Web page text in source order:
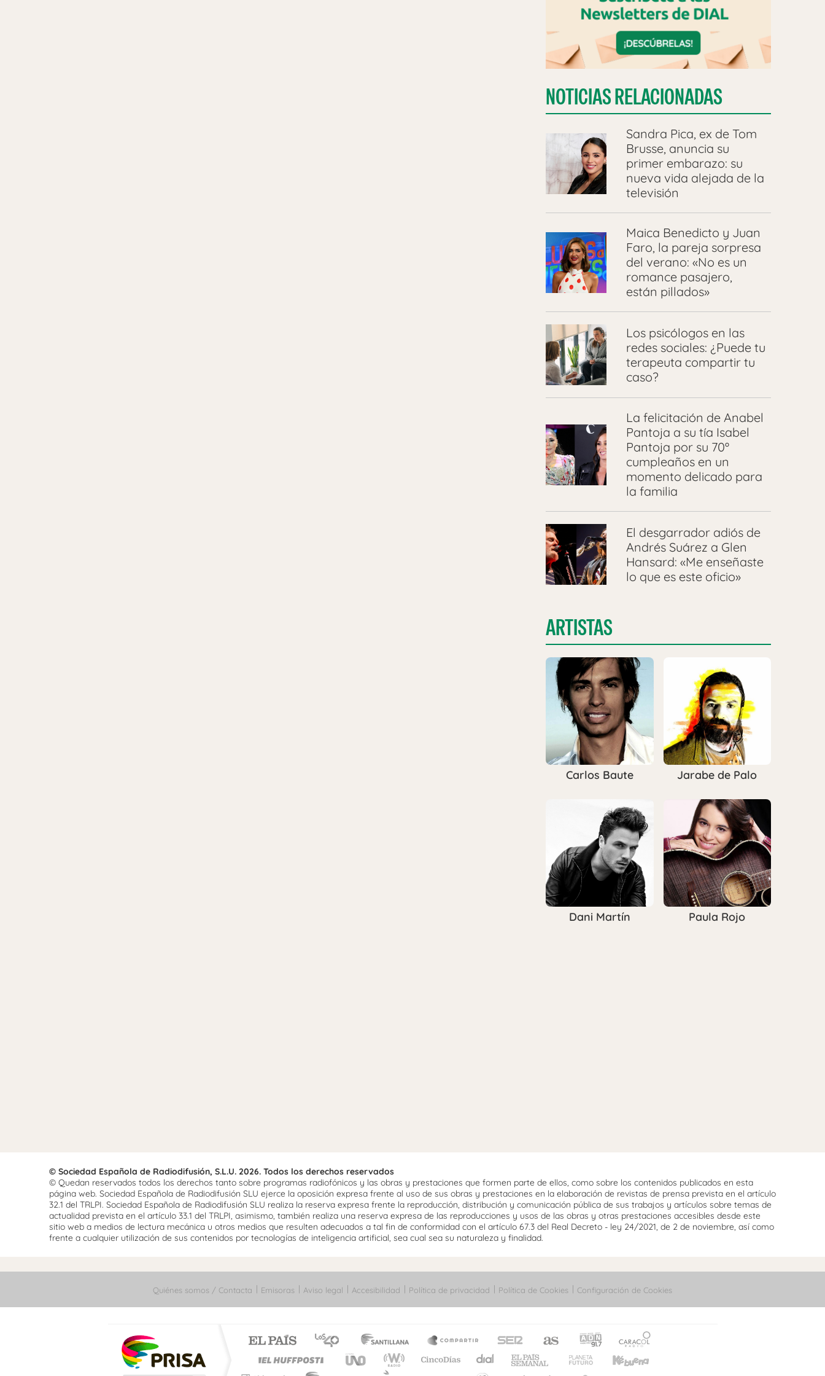
NOTICIAS RELACIONADAS
Sandra Pica, ex de Tom
Brusse, anuncia su
primer embarazo: su
nueva vida alejada de la
televisión
Maica Benedicto y Juan
Faro, la pareja sorpresa
del verano: «No es un
romance pasajero,
están pillados»
Los psicólogos en las
redes sociales: ¿Puede tu
terapeuta compartir tu
caso?
La felicitación de Anabel
Pantoja a su tía Isabel
Pantoja por su 70º
cumpleaños en un
momento delicado para
la familia
El desgarrador adiós de
Andrés Suárez a Glen
Hansard: «Me enseñaste
lo que es este oficio»
ARTISTAS
Carlos Baute Jarabe de Palo
Dani Martín Paula Rojo
© Sociedad Española de Radiodifusión, S.L.U. 2026. Todos los derechos reservados
© Quedan reservados todos los derechos tanto sobre programas radiofónicos y las obras y prestaciones que formen parte de ellos, como sobre los contenidos publicados en esta
página web. Sociedad Española de Radiodifusión SLU ejerce la oposición expresa frente al uso de sus obras y prestaciones en la elaboración de revistas de prensa prevista en el artículo
32.1 del TRLPI. Sociedad Española de Radiodifusión SLU realiza la reserva expresa frente la reproducción, distribución y comunicación pública de sus trabajos y artículos sobre temas de
actualidad prevista en el artículo 33.1 del TRLPI, asimismo, también realiza una reserva expresa de las reproducciones y usos de las obras y otras prestaciones accesibles desde este
sitio web a medios de lectura mecánica u otros medios que resulten adecuados a tal fin de conformidad con el artículo 67.3 del Real Decreto - ley 24/2021, de 2 de noviembre, así como
frente a cualquier utilización de sus contenidos por tecnologías de inteligencia artificial, sea cual sea su naturaleza y finalidad.
Quiénes somos / Contacta Emisoras Aviso legal Accesibilidad Política de privacidad Política de Cookies Configuración de Cookies